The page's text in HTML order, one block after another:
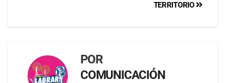
TERRITORIO
POR
COMUNICACIÓN